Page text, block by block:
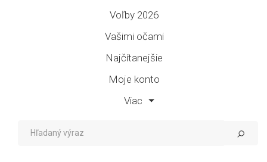
Voľby 2026
Vašimi očami
Najčítanejšie
Moje konto
Viac